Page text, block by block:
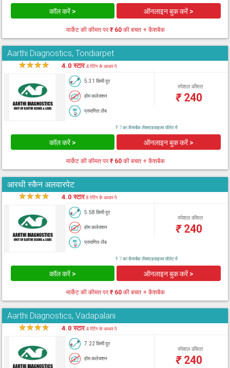
कॉल करें > ऑनलाइन बुक करें >
मार्केट की कीमत पर₹ 60 की बचत + कैशबैक
Aarthi Diagnostics, Tondiarpet
★★★★ 4.0 स्टार4 रेटिंग के आधार पे
5.31 किमी दूर
होम कलेक्शन
प्रमाणित लैब
स्पेशल कीमत
₹240
₹ 7 का कैशबैक लैब्सएडवाइजर वॉलेट में
कॉल करें > ऑनलाइन बुक करें >
मार्केट की कीमत पर₹ 60 की बचत + कैशबैक
आरथी स्कैन अलवारपेट
★★★★ 4.0 स्टार8 रेटिंग के आधार पे
5.58 किमी दूर
होम कलेक्शन
प्रमाणित लैब
स्पेशल कीमत
₹240
₹ 7 का कैशबैक लैब्सएडवाइजर वॉलेट में
कॉल करें > ऑनलाइन बुक करें >
मार्केट की कीमत पर₹ 60 की बचत + कैशबैक
Aarthi Diagnostics, Vadapalani
★★★★ 4.0 स्टार4 रेटिंग के आधार पे
7.22 किमी दूर
होम कलेक्शन
स्पेशल कीमत
₹240